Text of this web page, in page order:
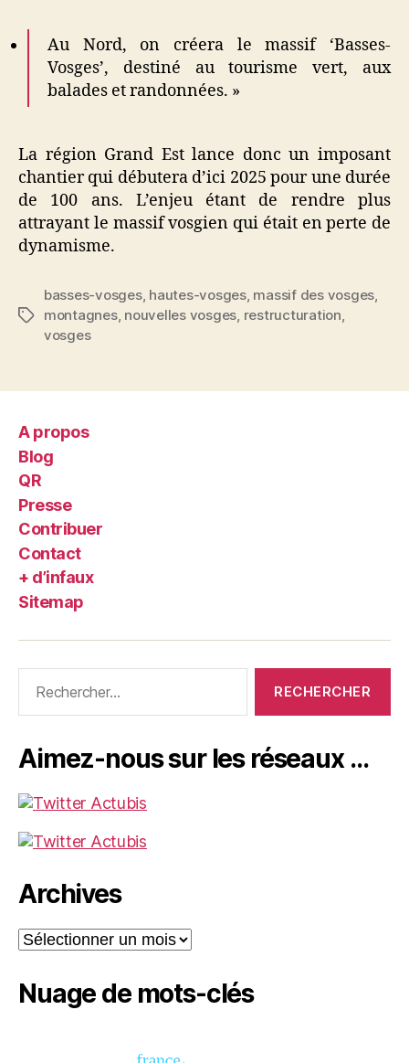
Au Nord, on créera le massif ‘Basses-
Vosges’, destiné au tourisme vert, aux
balades et randonnées. »
La région Grand Est lance donc un imposant
chantier qui débutera d’ici 2025 pour une durée
de 100 ans. L’enjeu étant de rendre plus
attrayant le massif vosgien qui était en perte de
dynamisme.
Étiquettes
basses-vosges, hautes-vosges, massif des vosges
montagnes, nouvelles vosges restructuration
vosges
A propos
Blog
QR
Presse
Contribuer
Contact
+ d’infaux
Sitemap
Aimez-nous sur les réseaux …
Archives
Archives
Nuage de mots-clés